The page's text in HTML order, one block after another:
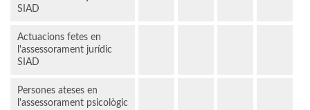
SIAD
Actuacions fetes en
l'assessorament jurídic
SIAD
Persones ateses en
l'assessorament psicològic